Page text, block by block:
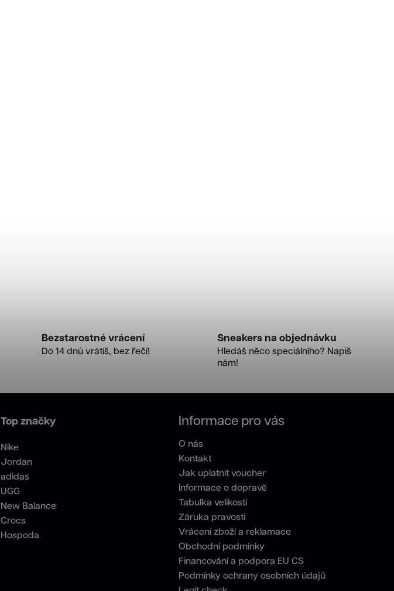
Bezstarostné vrácení
Do 14 dnů vrátíš, bez řečí!
Sneakers na objednávku
Hledáš něco speciálního? Napiš
nám!
Top značky
Nike
Jordan
adidas
UGG
New Balance
Crocs
Hospoda
Informace pro vás
O nás
Kontakt
Jak uplatnit voucher
Informace o dopravě
Tabulka velikostí
Záruka pravosti
Vrácení zboží a reklamace
Obchodní podmínky
Financování a podpora EU CS
Podmínky ochrany osobních údajů